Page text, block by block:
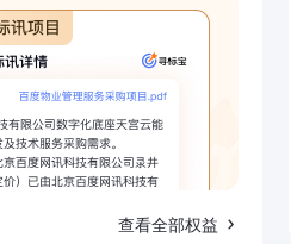
查看全部权益